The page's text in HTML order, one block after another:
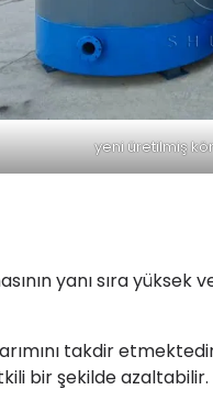
yeni üretilmiş
yanı sıra yüksek
takdir
bir şekilde azaltabilir.